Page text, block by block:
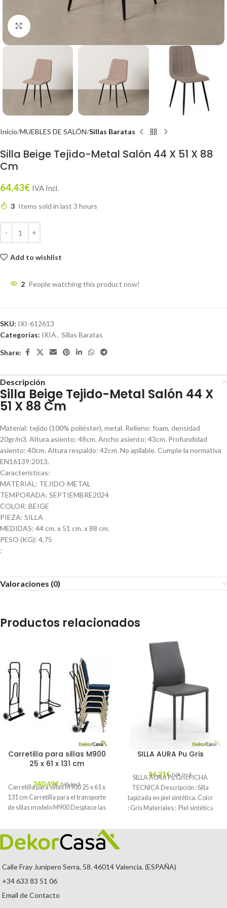
Click to enlarge
Inicio MUEBLES DE SALÓN Sillas Baratas
Silla Beige Tejido-Metal Salón 44 X 51 X 88
Cm
64,43€ IVA Incl.
3 Items sold in last 3 hours
Add to wishlist
2 People watching this product now!
SKU: IXI-612613
Categorías: IXIA, Sillas Baratas
Share:
Descripción
Silla Beige Tejido-Metal Salón 44 X
51 X 88 Cm
Material: tejido (100% poliéster), metal. Relleno: foam, densidad
20gr/m3. Altura asiento: 48cm. Ancho asiento: 43cm. Profundidad
asiento: 40cm. Altura respaldo: 42cm. No apilable. Cumple la normativa
EN16139:2013.
Características:
MATERIAL: TEJIDO-METAL
TEMPORADA: SEPTIEMBRE2024
COLOR: BEIGE
PIEZA: SILLA
MEDIDAS: 44 cm. x 51 cm. x 88 cm.
PESO (KG): 4,75
:
Valoraciones (0)
Productos relacionados
Carretilla para sillas M900
25 x 61 x 131 cm
240,49€ IVA Incl.
Carretilla para sillas M900 25 x 61 x
131 cm Carretilla para el transporte
de sillas modelo M900 Desplace las
SILLA AURA Pu Gris
86,21€ IVA Incl.
SILLA AURA Pu Gris FICHA
TECNICA Descripción : Silla
tapizada en piel sintética. Color
: Gris Materiales : Piel sintética
Calle Fray Junípero Serra, 58. 46014 Valencia. (ESPAÑA)
+34 633 83 51 06
Email de Contacto